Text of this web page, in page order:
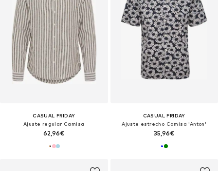
CASUAL FRIDAY
Ajuste regular Camisa
62,96€
CASUAL FRIDAY
Ajuste estrecho Camisa 'Anton'
35,96€